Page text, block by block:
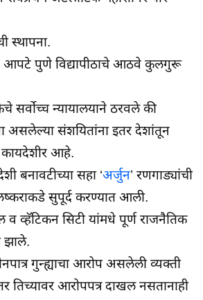
स्थापना.
आपटे पुणे विद्यापीठाचे आठवे कुलगुरू
सर्वोच्च न्यायालयाने ठरवले की
असलेल्या संशयितांना इतर देशांतून
आहे.
बनावटीच्या सहा ‘अर्जुन’ रणगाड्यांची
सुपूर्द करण्यात आली.
व व्हॅटिकन सिटी यांमधे पूर्ण राजनैतिक
झाले.
गुन्ह्याचा आरोप असलेली व्यक्ती
तिच्यावर आरोपपत्र दाखल नसतानाही